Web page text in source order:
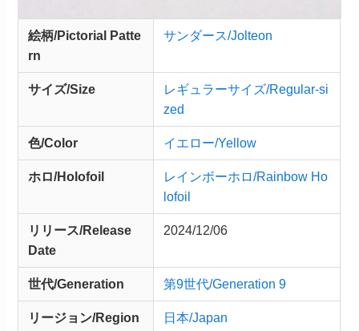
絵柄/Pictorial Patte
rn
サンダース/Jolteon
サイズ/Size
レギュラーサイズ/Regular-si
zed
色/Color イエロー/Yellow
ホロ/Holofoil
レインボーホロ/Rainbow Ho
lofoil
リリース/Release
Date
2024/12/06
世代/Generation 第9世代/Generation 9
リージョン/Region 日本/Japan